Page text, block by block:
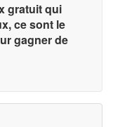
gratuit qui
ce sont le
gagner de